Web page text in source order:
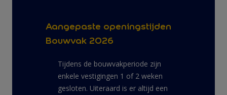
Aangepaste openingstijden
Bouwvak 2026
Tijdens de bouwvakperiode zijn
enkele vestigingen 1 of 2 weken
gesloten. Uiteraard is er altijd een